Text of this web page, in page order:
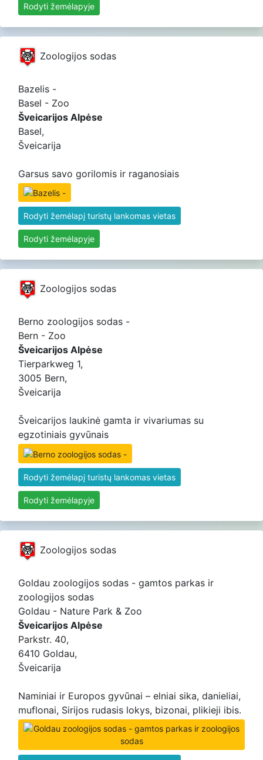
Rodyti žemėlapyje
Zoologijos sodas
Bazelis -
Basel - Zoo
Šveicarijos Alpėse
Basel,
Šveicarija
Garsus savo gorilomis ir raganosiais
Rodyti žemėlapį turistų lankomas vietas
Rodyti žemėlapyje
Zoologijos sodas
Berno zoologijos sodas -
Bern - Zoo
Šveicarijos Alpėse
Tierparkweg 1,
3005 Bern,
Šveicarija
Šveicarijos laukinė gamta ir vivariumas su
egzotiniais gyvūnais
Rodyti žemėlapį turistų lankomas vietas
Rodyti žemėlapyje
Zoologijos sodas
Goldau zoologijos sodas - gamtos parkas ir
zoologijos sodas
Goldau - Nature Park & Zoo
Šveicarijos Alpėse
Parkstr. 40,
6410 Goldau,
Šveicarija
Naminiai ir Europos gyvūnai – elniai sika, danieliai,
muflonai, Sirijos rudasis lokys, bizonai, plikieji ibis.